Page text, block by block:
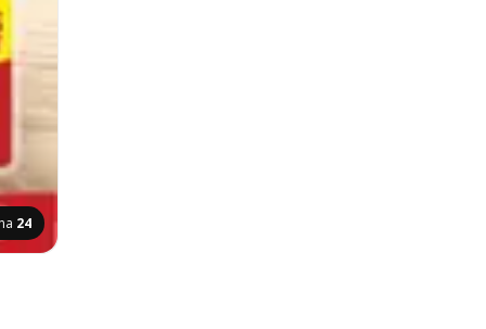
24